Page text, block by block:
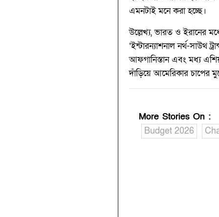
এমনটাই মনে করা হচ্ছে।
উল্লেখ্য, ভারত ও ইরানের
‘ইন্টারন্যাশনাল নর্থ-সাউথ
আফগানিস্তান এবং মধ্য
দাঁড়িয়ে আমেরিকার চাপের
More Stories On :
Budget 2026